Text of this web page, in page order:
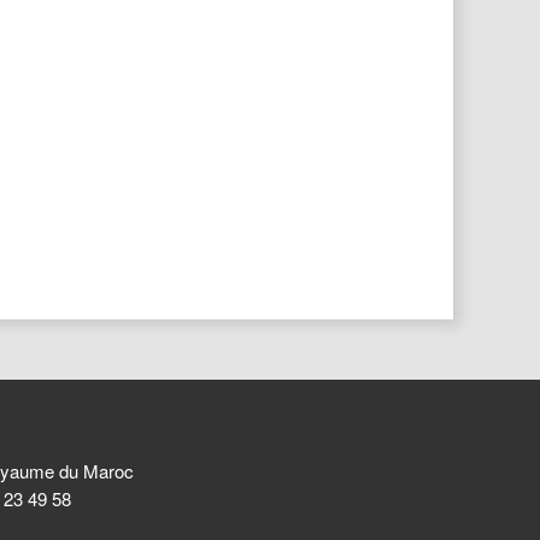
du Maroc
49 58